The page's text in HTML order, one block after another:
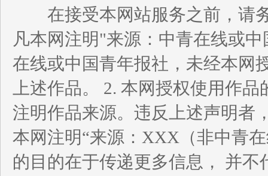
在接受本网站服务之前，请务
凡本网注明"来源：中青在线或
在线或中国青年报社，未经本网
上述作品。 2. 本网授权使用作
注明作品来源。违反上述声明者
本网注明“来源：XXX（非中青
的目的在于传递更多信息， 并